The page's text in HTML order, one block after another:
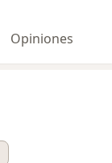
Opiniones